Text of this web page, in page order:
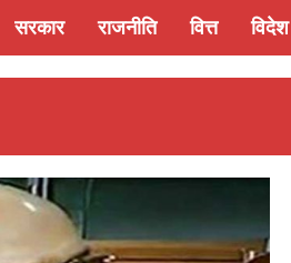
सरकार राजनीति वित्त विदेश